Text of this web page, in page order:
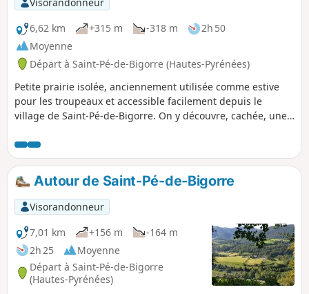
6,62 km
+315 m -318 m
2h 50
Moyenne
Départ à Saint-Pé-de-Bigorre (Hautes-Pyrénées)
Petite prairie isolée, anciennement utilisée comme estive
pour les troupeaux et accessible facilement depuis le
village de Saint-Pé-de-Bigorre. On y découvre, cachée, une
bois, une bergerie encore bien conservée . Un régal pour
une partie de pique-nique familiale.
Autour de Saint-Pé-de-Bigorre
Visorandonneur
7,01 km
+156 m
-164 m
2h 25
Moyenne
Départ à Saint-Pé-de-Bigorre
(Hautes-Pyrénées)